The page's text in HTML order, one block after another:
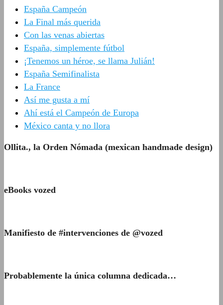
España Campeón
La Final más querida
Con las venas abiertas
España, simplemente fútbol
¡Tenemos un héroe, se llama Julián!
España Semifinalista
La France
Así me gusta a mí
Ahí está el Campeón de Europa
México canta y no llora
Ollita., la Orden Nómada (mexican handmade design)
eBooks vozed
Manifiesto de #intervenciones de @vozed
Probablemente la única columna dedicada…